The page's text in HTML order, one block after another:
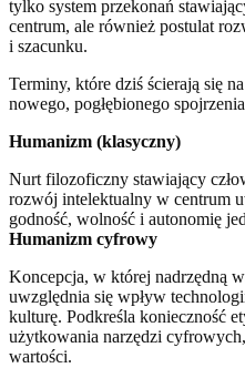
tylko system przekonań
centrum, ale również postulat
i szacunku.
Terminy, które dziś ścierają się
nowego, pogłębionego
Humanizm (klasyczny)
Nurt filozoficzny stawiający
rozwój intelektualny w centrum
godność, wolność i autonomię
Humanizm cyfrowy
Koncepcja, w której nadrzędną
uwzględnia się wpływ
kulturę. Podkreśla konieczność
użytkowania narzędzi
wartości.